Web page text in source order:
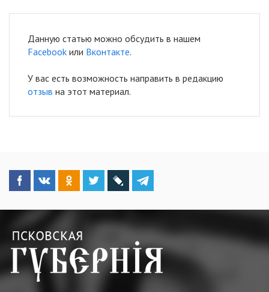
Данную статью можно обсудить в нашем
Facebook или Вконтакте.
У вас есть возможность направить в редакцию
отзыв на этот материал.